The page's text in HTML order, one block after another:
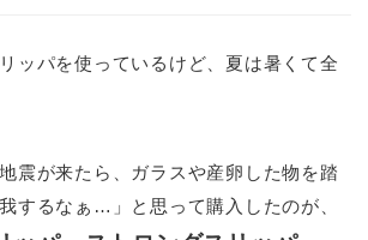
ッパを使っているけど、夏は暑くて全
震が来たら、ガラスや産卵した物を踏
するなぁ…」と思って購入したのが、